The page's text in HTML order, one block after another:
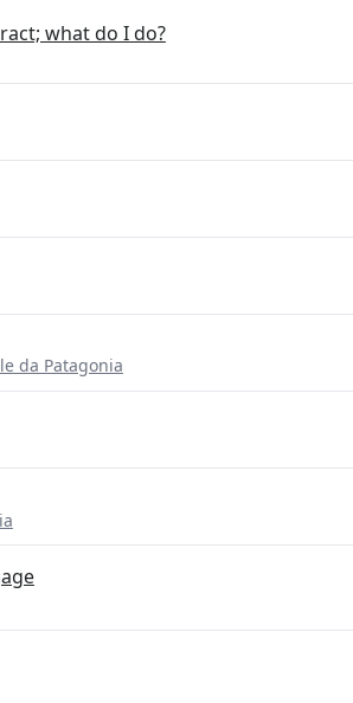
what do I do?
da Patagonia